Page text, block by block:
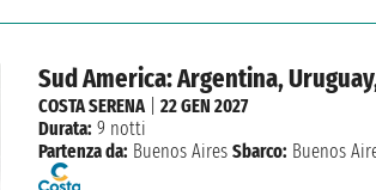
Sud America: Argentina,
COSTA SERENA|22 GEN 2027
Durata: 9 notti
Partenza da: Buenos Aires Sbarco: Buenos